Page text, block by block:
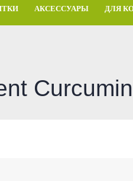
АКСЕССУАРЫ ДЛЯ